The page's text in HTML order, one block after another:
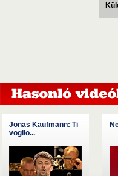
Jonas Kaufmann: Ti
voglio...